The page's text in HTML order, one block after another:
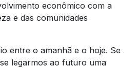
econômico com a
e das comunidades
entre o amanhã e o hoje. Se
legarmos ao futuro uma